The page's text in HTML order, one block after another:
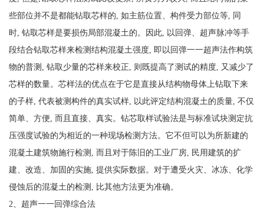
些部位并不是都能钻取芯样的, 如主筋位置、构件受力部位等, 同
时, 钻取芯样是要损伤局部混凝土的。因此, 以回弹、超声脉冲等手
段结合钻取芯样来检测结构混凝土强度, 即以回弹一一超声法作构筑
物的普测, 钻取少量的芯样来校正, 则既提高了测试的精度, 又减少了
芯样的数量。芯样法的优点在于它是直接从结构物母体上钻取下来
的子样, 代表被测构件的真实试样, 以此评定结构混凝土的质量, 不仅
简单、方便, 而且直接、真实。钻芯取样试验法是与标准试块测定抗
压强度试验的为相近的一种现场检测方法。它不但可以为所新建的
混凝土建筑物施行检测, 而且对于陈旧的工业厂房, 民用建筑的扩
建、改造、加固的实施, 提供实际数据。对于遭受火灾、冰冻、化学
侵蚀后的混凝土的检测, 比其他方法更为准确。
2、超声一一回弹综合法